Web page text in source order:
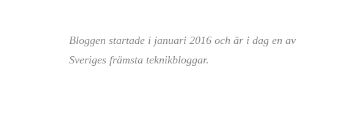
Bloggen startade i januari 2016 och är i dag en av
Sveriges främsta teknikbloggar.